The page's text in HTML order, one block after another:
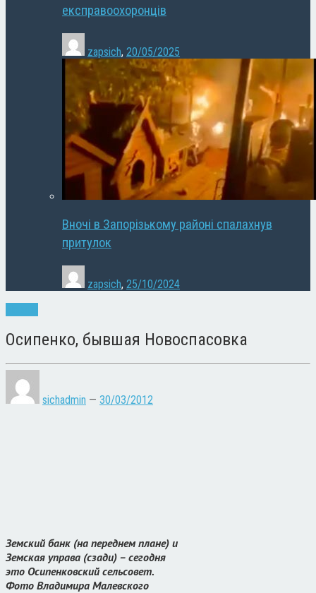
експравоохоронців
zapsich, 20/05/2025
Вночі в Запорізькому районі спалахнув
притулок
zapsich, 25/10/2024
Осипенко, бывшая Новоспасовка
sichadmin — 30/03/2012
Земский банк (на переднем плане) и
Земская управа (сзади) – сегодня
это Осипенковский сельсовет.
Фото Владимира Малевского